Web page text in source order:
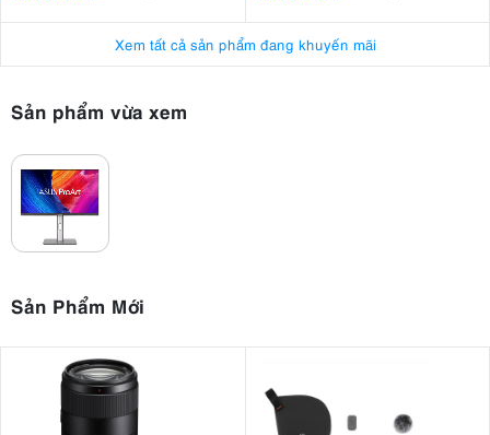
Xem tất cả sản phẩm đang khuyến mãi
Sản phẩm vừa xem
Sản Phẩm Mới